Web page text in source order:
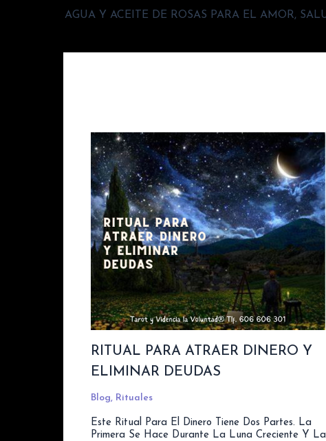
RITUAL PARA ATRAER DINERO Y
ELIMINAR DEUDAS
Blog, Rituales
Este Ritual Para El Dinero Tiene Dos Partes. La
Primera Se Hace Durante La Luna Creciente Y La